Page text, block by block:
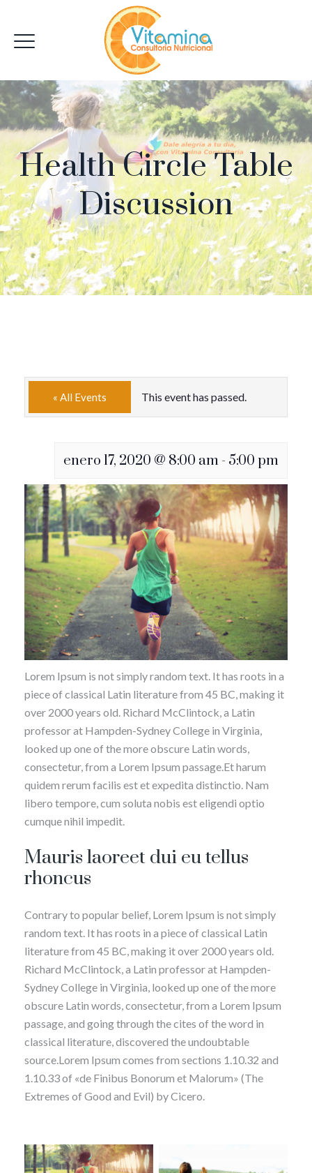
Health Circle Table
Discussion
« All Events This event has passed.
enero 17, 2020 @ 8:00 am - 5:00 pm
Lorem Ipsum is not simply random text. It has roots in a
piece of classical Latin literature from 45 BC, making it
over 2000 years old. Richard McClintock, a Latin
professor at Hampden-Sydney College in Virginia,
looked up one of the more obscure Latin words,
consectetur, from a Lorem Ipsum passage.Et harum
quidem rerum facilis est et expedita distinctio. Nam
libero tempore, cum soluta nobis est eligendi optio
cumque nihil impedit.
Mauris laoreet dui eu tellus
rhoncus
Contrary to popular belief, Lorem Ipsum is not simply
random text. It has roots in a piece of classical Latin
literature from 45 BC, making it over 2000 years old.
Richard McClintock, a Latin professor at Hampden-
Sydney College in Virginia, looked up one of the more
obscure Latin words, consectetur, from a Lorem Ipsum
passage, and going through the cites of the word in
classical literature, discovered the undoubtable
source.Lorem Ipsum comes from sections 1.10.32 and
1.10.33 of «de Finibus Bonorum et Malorum» (The
Extremes of Good and Evil) by Cicero.